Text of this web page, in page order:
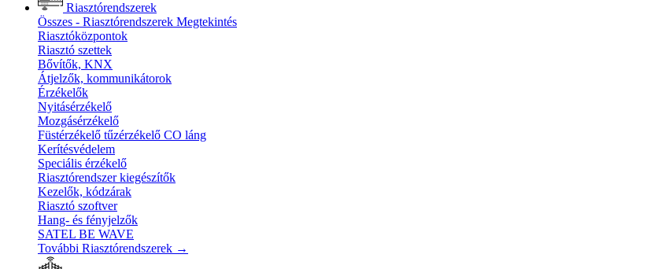
Riasztórendszerek
Összes - Riasztórendszerek Megtekintés
Riasztóközpontok
Riasztó szettek
Bővítők, KNX
Átjelzők, kommunikátorok
Érzékelők
Nyitásérzékelő
Mozgásérzékelő
Füstérzékelő tűzérzékelő CO láng
Kerítésvédelem
Speciális érzékelő
Riasztórendszer kiegészítők
Kezelők, kódzárak
Riasztó szoftver
Hang- és fényjelzők
SATEL BE WAVE
További Riasztórendszerek →